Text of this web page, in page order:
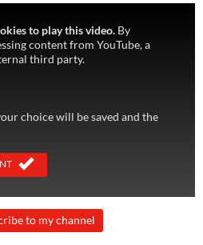
to play this video. By
content from YouTube, a
third party.
choice will be saved and the
to my channel